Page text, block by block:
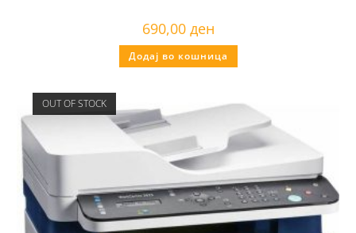
690,00 ден
Додај во кошница
OUT OF STOCK